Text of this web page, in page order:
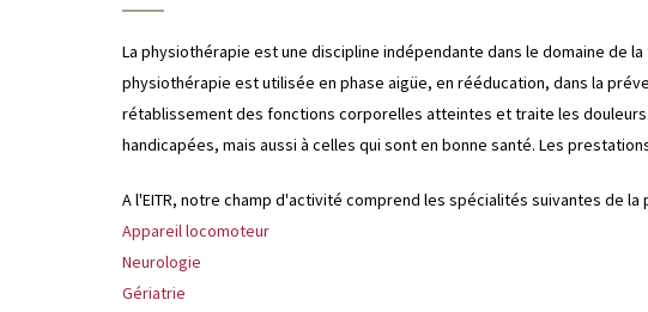
La physiothérapie est une discipline indépendante dans le domaine de
physiothérapie est utilisée en phase aigüe, en rééducation, dans la
rétablissement des fonctions corporelles atteintes et traite les
handicapées, mais aussi à celles qui sont en bonne santé. Les
A l'EITR, notre champ d'activité comprend les spécialités suivantes de la
Appareil locomoteur
Neurologie
Gériatrie